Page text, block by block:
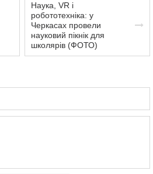
Наука, VR і
робототехніка: у
Черкасах провели
науковий пікнік для
школярів (ФОТО)